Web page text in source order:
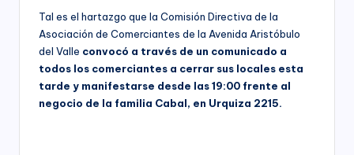
Tal es el hartazgo que la Comisión Directiva de la
Asociación de Comerciantes de la Avenida Aristóbulo
del Valle convocó a través de un comunicado a
todos los comerciantes a cerrar sus locales esta
tarde y manifestarse desde las 19:00 frente al
negocio de la familia Cabal, en Urquiza 2215.